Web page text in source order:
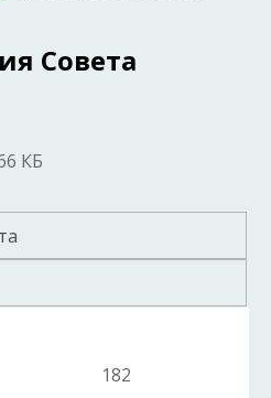
Совета
КБ
182